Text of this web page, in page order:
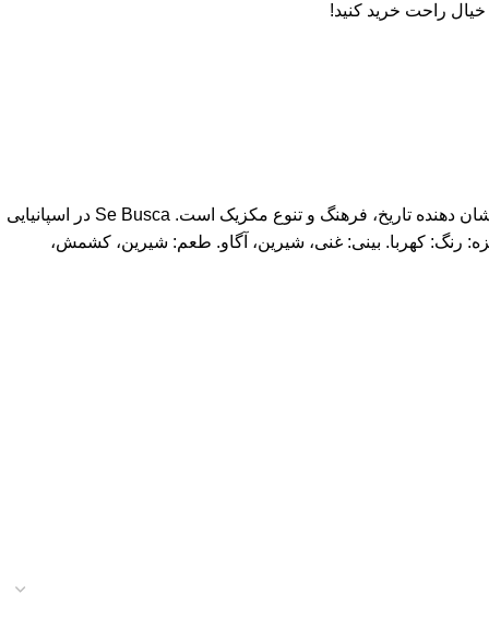
راحت خرید کنید!
SE BUSCA Mezcal Artesanal یک مزکال فوق العاده ممتاز است که از 100% Agave Augustifolia Espadin ساخته شده است. Mezcal نشان دهنده تاریخ، فرهنگ و تنوع مکزیک است. Se Busca در اسپانیایی
رنگ: کهربا. بینی: غنی، شیرین، آگاو. طعم: شیرین، کشمش،